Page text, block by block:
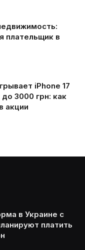
плательщик в
iPhone 17
3000 грн: как
акции
в Украине с
платить